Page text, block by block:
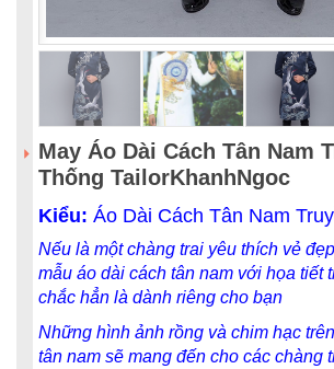
May Áo Dài Cách Tân Nam
Thống TailorKhanhNgoc
Kiểu: Áo Dài Cách Tân Nam
Nếu là một chàng trai yêu thích vẻ
mẫu áo dài cách tân nam với họa tiết
chắc hẳn là dành riêng cho bạn
Những hình ảnh rồng và chim hạc
tân nam sẽ mang đến cho các chàng